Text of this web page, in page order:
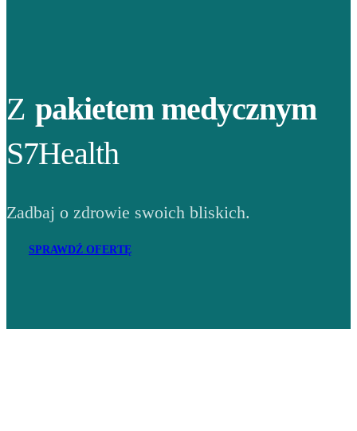
Z pakietem medycznym
S7Health
Zadbaj o zdrowie swoich bliskich.
SPRAWDŹ OFERTĘ